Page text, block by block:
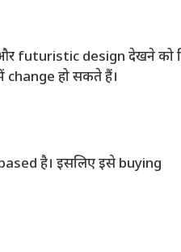
futuristic design देखने को
हो सकते हैं।
है। इसलिए इसे buying